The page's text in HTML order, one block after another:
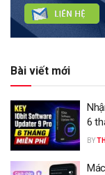
Bài viết mới
6
BY